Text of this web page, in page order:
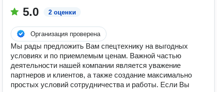
5.0 2 оценки
Организация проверена
Мы рады предложить Вам спецтехнику на выгодных
условиях и по приемлемым ценам. Важной частью
деятельности нашей компании является уважение
партнеров и клиентов, а также создание максимально
простых условий сотрудничества и работы. Если Вы